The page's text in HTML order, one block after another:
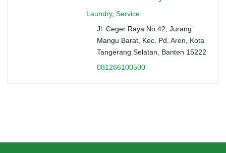
Laundry, Service
Jl. Ceger Raya No.42, Jurang
Mangu Barat, Kec. Pd. Aren, Kota
Tangerang Selatan, Banten 15222
081266100500